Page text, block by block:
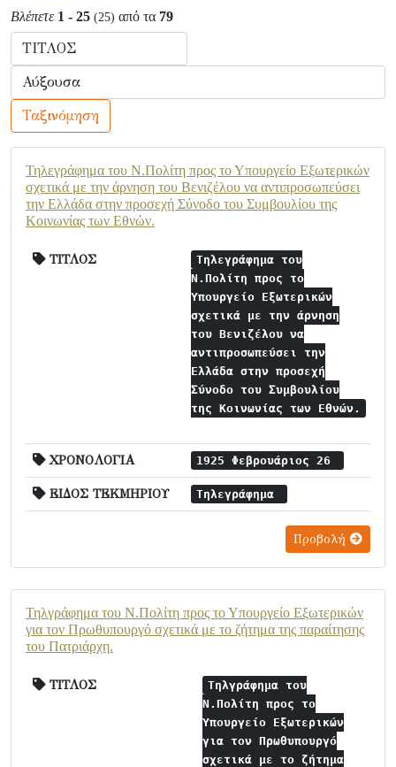
Βλέπετε 1 - 25 (25) από τα 79
Ταξινόμηση
Τηλεγράφημα του Ν.Πολίτη προς το Υπουργείο Εξωτερικών
σχετικά με την άρνηση του Βενιζέλου να αντιπροσωπεύσει
την Ελλάδα στην προσεχή Σύνοδο του Συμβουλίου της
Κοινωνίας των Εθνών.
ΤΙΤΛΟΣ
Τηλεγράφημα του
Ν.Πολίτη προς το
Υπουργείο Εξωτερικών
σχετικά με την άρνηση
του Βενιζέλου να
αντιπροσωπεύσει την
Ελλάδα στην προσεχή
Σύνοδο του Συμβουλίου
της Κοινωνίας των Εθνών.
ΧΡΟΝΟΛΟΓΙΑ 1925 Φεβρουάριος 26
ΕΙΔΟΣ ΤΕΚΜΗΡΙΟΥ Τηλεγράφημα
Προβολή
Τηλγράφημα του Ν.Πολίτη προς το Υπουργείο Εξωτερικών
για τον Πρωθυπουργό σχετικά με το ζήτημα της παραίτησης
του Πατριάρχη.
ΤΙΤΛΟΣ
Τηλγράφημα του
Ν.Πολίτη προς το
Υπουργείο Εξωτερικών
για τον Πρωθυπουργό
σχετικά με το ζήτημα